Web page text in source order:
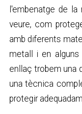
l'embenatge de
veure, com
amb diferents
metall i en alguns
enllaç trobem una
una tècnica
protegir